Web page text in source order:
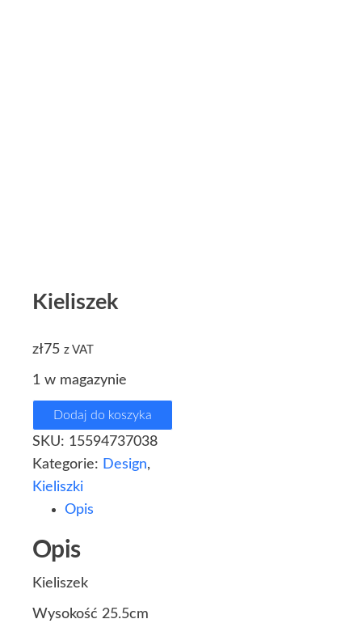
Kieliszek
zł75 z VAT
1 w magazynie
Dodaj do koszyka
SKU: 15594737038
Kategorie: Design,
Kieliszki
Opis
Opis
Kieliszek
Wysokość 25.5cm